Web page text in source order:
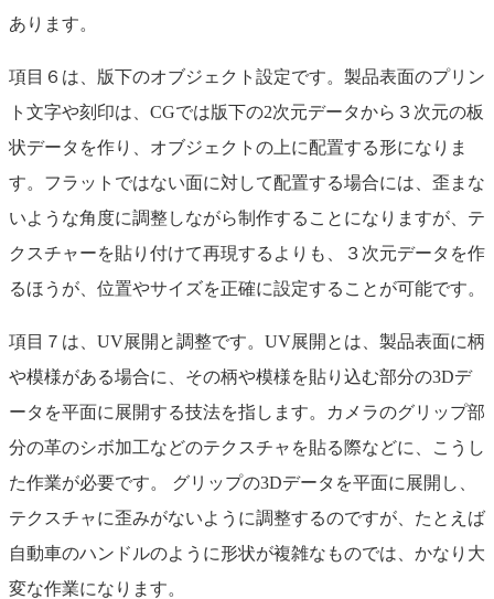
あります。
項目６は、版下のオブジェクト設定です。製品表面のプリン
ト文字や刻印は、CGでは版下の2次元データから３次元の板
状データを作り、オブジェクトの上に配置する形になりま
す。フラットではない面に対して配置する場合には、歪まな
いような角度に調整しながら制作することになりますが、テ
クスチャーを貼り付けて再現するよりも、３次元データを作
るほうが、位置やサイズを正確に設定することが可能です。
項目７は、UV展開と調整です。UV展開とは、製品表面に柄
や模様がある場合に、その柄や模様を貼り込む部分の3Dデ
ータを平面に展開する技法を指します。カメラのグリップ部
分の革のシボ加工などのテクスチャを貼る際などに、こうし
た作業が必要です。 グリップの3Dデータを平面に展開し、
テクスチャに歪みがないように調整するのですが、たとえば
自動車のハンドルのように形状が複雑なものでは、かなり大
変な作業になります。